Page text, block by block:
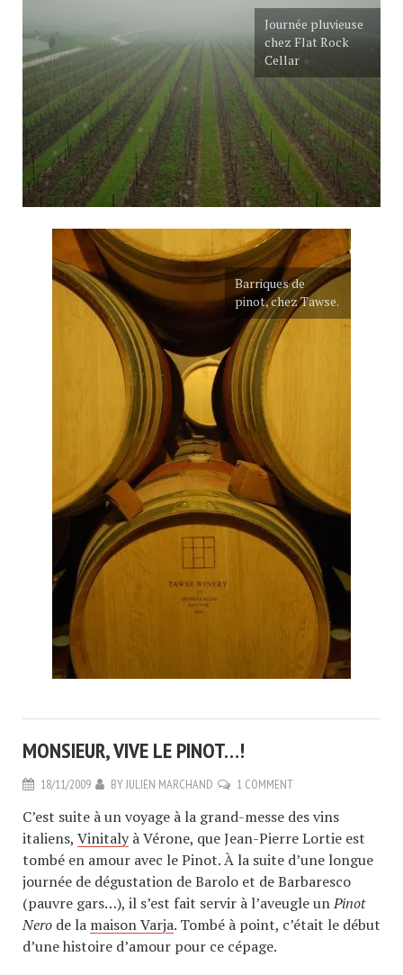
Journée pluvieuse
chez Flat Rock
Cellar
Barriques de
pinot, chez Tawse.
MONSIEUR, VIVE LE PINOT…!
18/11/2009 BYJULIEN MARCHAND 1 COMMENT
C’est suite à un voyage à la grand-messe des vins
italiens, Vinitalyà Vérone, que Jean-Pierre Lortie est
tombé en amour avec le Pinot. À la suite d’une longue
journée de dégustation de Barolo et de Barbaresco
(pauvre gars…), il s’est fait servir à l’aveugle unPinot
Nero de la maison Varja. Tombé à point, c’était le début
d’une histoire d’amour pour ce cépage.